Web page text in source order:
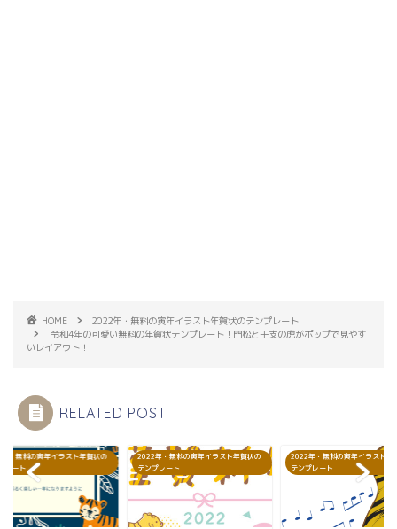
HOME
2022年・無料の寅年イラスト年賀状のテンプレート
令和4年の可愛い無料の年賀状テンプレート！門松と干支の虎がポップで見やす
いレイアウト！
RELATED POST
・無料の寅年イラスト年賀状の
レート
2022年・無料の寅年イラスト年賀状の
テンプレート
2022年・無料の寅年イラスト年
テンプレート